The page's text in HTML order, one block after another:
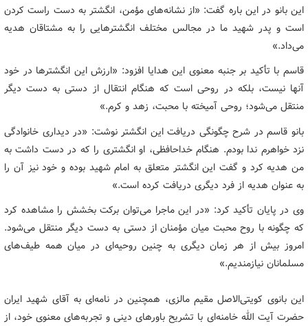
این بانو در این باره گفت: «از نشانه‌های مؤمن، انگشتر به دست راست کردن
است و پدر شهید ما در مجالس مختلف انگشترهایی را به مشتاقان هدیه
می‌داد.»
قاسم با تأکید بر جنبه معنوی این هدایا افزود: «ارزش این انگشترها در خود
آنها نیست، بلکه در روحی است که هنگام انتقال از دستی به دست دیگر
منتقل می‌شود؛ روحی آمیخته با محبت، زهد و کرم.»
بانو قاسم در شرح چگونگی دریافت این انگشتر نوشت: «در دیداری خانوادگی
نزد خواهرم ندا بودم. هنگام خداحافظی، او انگشتری را که در دست داشت به
من هدیه کرد و گفت این انگشتر متعلق به امام شهید بوده و خود نیز آن را
به عنوان هدیه از فرد دیگری دریافت کرده است.»
وی در پایان تأکید کرد: «در این ماجرا می‌توان برکت بخشش را مشاهده کرد
که چگونه با روح محبت میان مؤمنان از دستی به دست دیگر منتقل می‌شود.
امروز بیش از هر زمان دیگری به چنین روحیه‌ای در میان همه طیف‌های
مسلمانان نیازمندیم.»
این بانوی کویتی‌الاصل مقیم مالزی، همچنین در نامه‌ای به آقای شهید ایران
حضرت آیت الله خامنه‌ای با تشریح باورهای دینی و تجربه‌های معنوی خود، از